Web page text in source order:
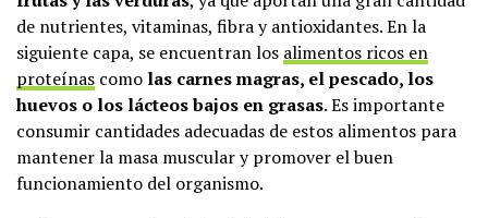
de nutrientes, vitaminas, fibra y antioxidantes. En la
siguiente capa, se encuentran los alimentos ricos en
proteínas como las carnes magras, el pescado, los
huevos o los lácteos bajos en grasas. Es importante
consumir cantidades adecuadas de estos alimentos para
mantener la masa muscular y promover el buen
funcionamiento del organismo.